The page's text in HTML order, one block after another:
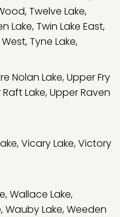
,Twelve Lake,
Lake,Twin Lake East,
West,Tyne Lake,
Nolan Lake,Upper Fry
Lake,Upper Raven
,Vicary Lake,Victory
,Wallace Lake,
,Wauby Lake,Weeden